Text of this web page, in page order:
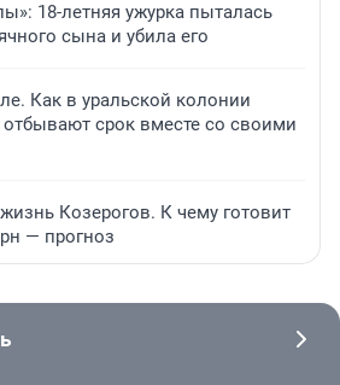
18-летняя ужурка пыталась
сына и убила его
Как в уральской колонии
срок вместе со своими
Козерогов. К чему готовит
— прогноз